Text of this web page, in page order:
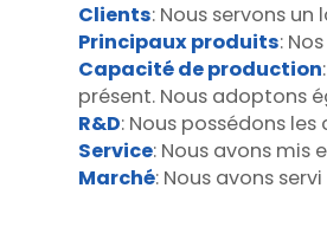
Clients: Nous servons
Principaux produits:
Capacité de production
présent. Nous adoptons
R&D: Nous possédons les
Service: Nous avons mis
Marché: Nous avons